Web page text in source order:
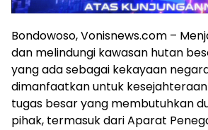
Bondowoso, Vonisnews.com –
dan melindungi kawasan hutan
yang ada sebagai kekayaan
dimanfaatkan untuk
tugas besar yang membutuhkan
pihak, termasuk dari Aparat